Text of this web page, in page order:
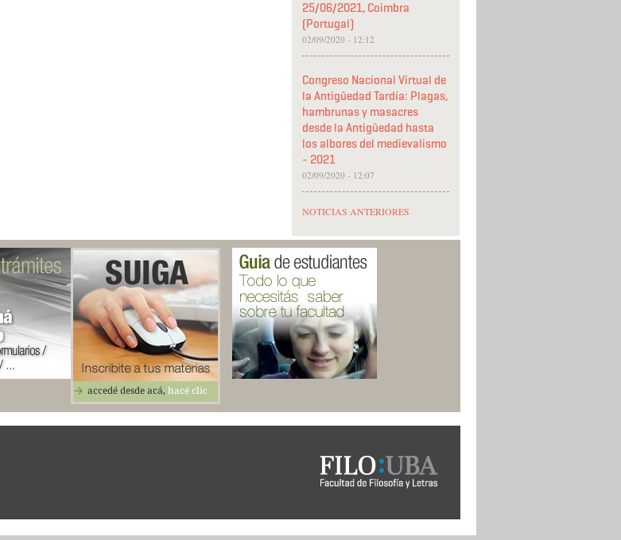
25/06/2021, Coimbra
(Portugal)
02/09/2020 - 12:12
Congreso Nacional Virtual de
la Antigüedad Tardía: Plagas,
hambrunas y masacres
desde la Antigüedad hasta
los albores del medievalismo
- 2021
02/09/2020 - 12:07
NOTICIAS ANTERIORES